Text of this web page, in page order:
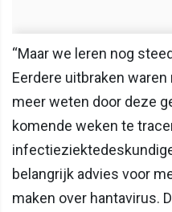
“Maar we leren nog
Eerdere uitbraken
meer weten door deze
komende weken te
belangrijk advies voor
maken over hantavirus.